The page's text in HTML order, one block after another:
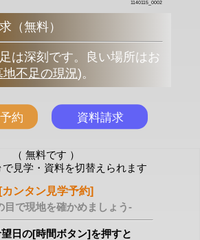
1140115_0002
（無料）
は深刻です。良い場所はお
不足の現況)。
（ 無料です ）
で見学・資料を切替えられます
[カンタン見学予約]
目で現地を確かめましょう-
日の[時間ボタン]を押すと